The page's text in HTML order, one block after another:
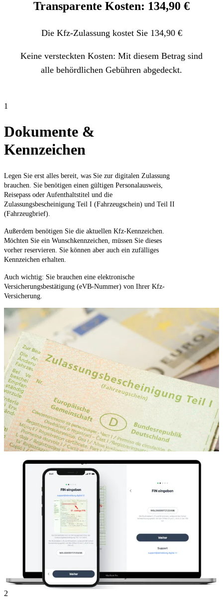
Transparente Kosten: 134,90 €
Die Kfz-Zulassung kostet Sie 134,90 €
Keine versteckten Kosten: Mit diesem Betrag sind
alle behördlichen Gebühren abgedeckt.
1
Dokumente &
Kennzeichen
Legen Sie erst alles bereit, was Sie zur digitalen Zulassung
brauchen. Sie benötigen einen gültigen Personalausweis,
Reisepass oder Aufenthaltstitel und die
Zulassungsbescheinigung Teil I (Fahrzeugschein) und Teil II
(Fahrzeugbrief).
Außerdem benötigen Sie die aktuellen Kfz-Kennzeichen.
Möchten Sie ein Wunschkennzeichen, müssen Sie dieses
vorher reservieren. Sie können aber auch ein zufälliges
Kennzeichen erhalten.
Auch wichtig: Sie brauchen eine elektronische
Versicherungsbestätigung (eVB-Nummer) von Ihrer Kfz-
Versicherung.
2